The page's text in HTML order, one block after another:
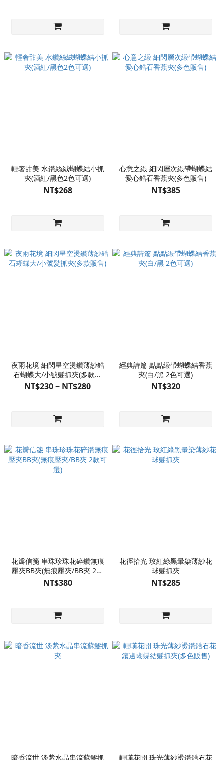
輕奢甜美 水鑽絲絨蝴蝶結小抓
夾(酒紅/黑色2色可選)
NT$268
心意之緞 細閃層次緞帶蝴蝶結
愛心鋯石香蕉夾(多色販售)
NT$385
夜雨花境 細閃星空燙鑽薄紗鋯
石蝴蝶大/小號髮抓夾(多款販
售)
NT$230 ~ NT$280
經典詩篇 點點緞帶蝴蝶結香蕉
夾(白/黑 2色可選)
NT$320
花瓣信箋 串珠珍珠花碎鑽無痕
壓夾BB夾(無痕壓夾/BB夾 2款
可選)
NT$380
花徑拾光 玫紅綠黑暈染薄紗花
球髮抓夾
NT$285
暗香流世 淡紫水晶串流蘇髮抓 輕嘆花開 珠光薄紗燙鑽鋯石花